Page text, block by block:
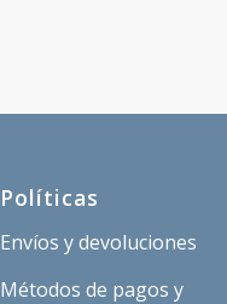
Políticas
Envíos y devoluciones
Métodos de pagos y